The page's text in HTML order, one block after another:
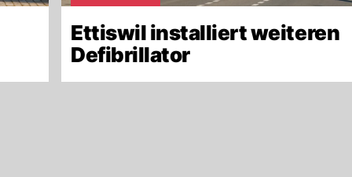
Ettiswil installiert weiteren
Defibrillator